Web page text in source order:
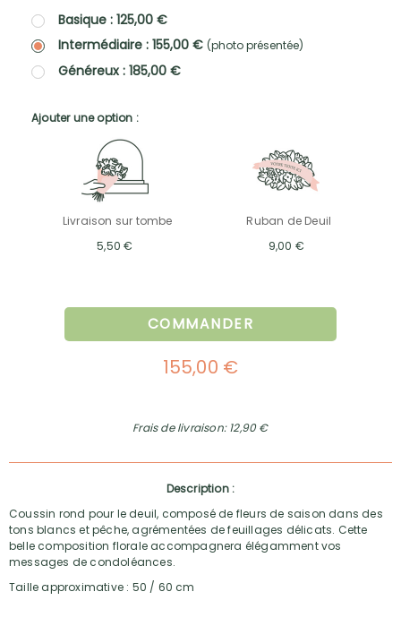
Basique : 125,00 €
Intermédiaire : 155,00 € (photo présentée)
Généreux : 185,00 €
Ajouter une option :
Livraison sur tombe
5,50 €
Ruban de Deuil
9,00 €
COMMANDER
155,00 €
Frais de livraison: 12,90 €
Description :
Coussin rond pour le deuil, composé de fleurs de saison dans des
tons blancs et pêche, agrémentées de feuillages délicats. Cette
belle composition florale accompagnera élégamment vos
messages de condoléances.
Taille approximative : 50 / 60 cm